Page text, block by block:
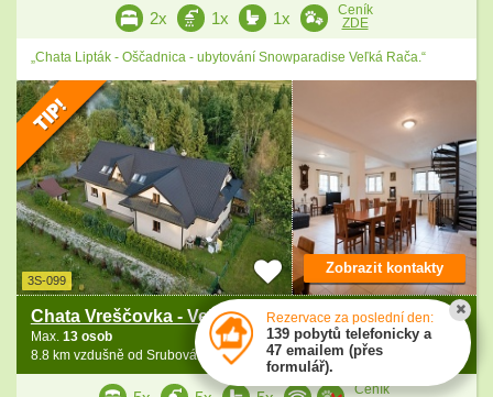
2x 1x 1x
Ceník
ZDE
„Chata Lipták - Oščadnica - ubytování Snowparadise Veľká Rača.“
3S-099
Chata Vreščovka - Velká Rača - CHKO Kysuce
Oščadnica mapa
Max. 13 osob
8.8 km vzdušně od Srubová chata s wellness - Velká Rača - Kysuce
Zobrazit kontakty
Ceník
Rezervace za poslední den:
139 pobytů telefonicky a
47 emailem (přes
formulář).